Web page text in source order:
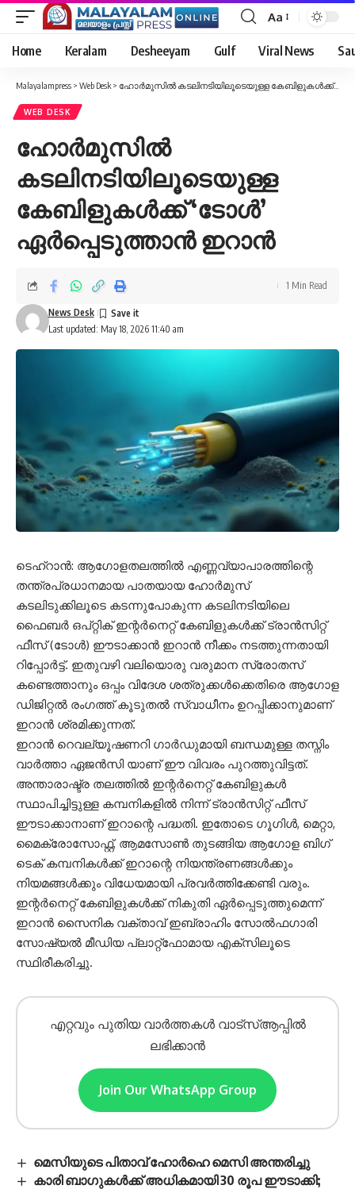
Font
Resizer
Aa
Home Keralam Desheeyam Gulf Viral News
Malayalampress > Web Desk > ഹോർമുസിൽ കടലിനടിയിലൂടെയുള്ള കേബിളുകൾക്ക് ‘ടോൾ’ ഏർപ്പെടുത്താൻ ഇറാൻ
WEB DESK
ഹോർമുസിൽ
കടലിനടിയിലൂടെയുള്ള
കേബിളുകൾക്ക് ‘ടോൾ’
ഏർപ്പെടുത്താൻ ഇറാൻ
Last updated: May 18, 2026 11:40 am
News Desk
1 Min Read
ടെഹ്‌റാൻ: ആഗോളതലത്തിൽ എണ്ണവ്യാപാരത്തിന്റെ
തന്ത്രപ്രധാനമായ പാതയായ ഹോർമുസ്
കടലിടുക്കിലൂടെ കടന്നുപോകുന്ന കടലിനടിയിലെ
ഫൈബർ ഒപ്റ്റിക് ഇന്റർനെറ്റ് കേബിളുകൾക്ക് ട്രാൻസിറ്റ്
ഫീസ് (ടോൾ) ഈടാക്കാൻ ഇറാൻ നീക്കം നടത്തുന്നതായി
റിപ്പോർട്ട്. ഇതുവഴി വലിയൊരു വരുമാന സ്രോതസ്
കണ്ടെത്താനും ഒപ്പം വിദേശ ശത്രുക്കൾക്കെതിരെ ആഗോള
ഡിജിറ്റൽ രംഗത്ത് കൂടുതൽ സ്വാധീനം ഉറപ്പിക്കാനുമാണ്
ഇറാൻ ശ്രമിക്കുന്നത്.
ഇറാൻ റെവല്യൂഷണറി ഗാർഡുമായി ബന്ധമുള്ള തസ്നിം
വാർത്താ ഏജൻസി യാണ് ഈ വിവരം പുറത്തുവിട്ടത്.
അന്താരാഷ്ട്ര തലത്തിൽ ഇന്റർനെറ്റ് കേബിളുകൾ
സ്ഥാപിച്ചിട്ടുള്ള കമ്പനികളിൽ നിന്ന് ട്രാൻസിറ്റ് ഫീസ്
ഈടാക്കാനാണ് ഇറാന്റെ പദ്ധതി. ഇതോടെ ഗൂഗിൾ, മെറ്റാ,
മൈക്രോസോഫ്റ്റ്, ആമസോൺ തുടങ്ങിയ ആഗോള ബിഗ്
ടെക് കമ്പനികൾക്ക് ഇറാന്റെ നിയന്ത്രണങ്ങൾക്കും
നിയമങ്ങൾക്കും വിധേയമായി പ്രവർത്തിക്കേണ്ടി വരും.
ഇന്റർനെറ്റ് കേബിളുകൾക്ക് നികുതി ഏർപ്പെടുത്തുമെന്ന്
ഇറാൻ സൈനിക വക്താവ് ഇബ്രാഹിം സോൽഫഗാരി
സോഷ്യൽ മീഡിയ പ്ലാറ്റ്‌ഫോമായ എക്സിലൂടെ
സ്ഥിരീകരിച്ചു.
എറ്റവും പുതിയ വാർത്തകൾ വാട്സ്ആപ്പിൽ
ലഭിക്കാൻ
Join Our WhatsApp Group
മെസിയുടെ പിതാവ് ഹോർഹെ മെസി അന്തരിച്ചു
കാരി ബാഗുകൾക്ക് അധികമായി 30 രൂപ ഈടാക്കി;